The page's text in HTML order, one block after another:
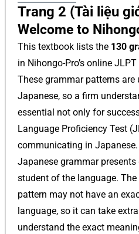
Trang 2 (Tài liệu
Welcome to
This textbook lists the 130
in Nihongo-Pro’s online
These grammar patterns are
Japanese, so a firm
essential not only for
Language Proficiency Test
communicating in Japanese.
Japanese grammar
student of the language.
pattern may not have an
language, so it can take
understand the exact